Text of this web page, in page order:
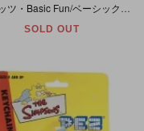
SOLD OUT